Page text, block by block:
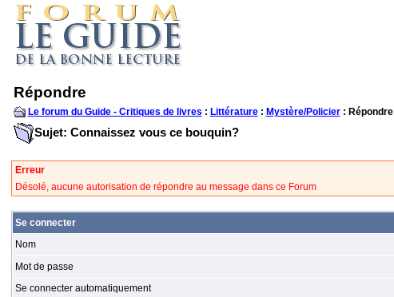
Répondre
Le forum du Guide - Critiques de livres : Littérature: Mystère/Policier: Répondre
Sujet: Connaissez vous ce bouquin?
Erreur
Désolé, aucune autorisation de répondre au message dans ce Forum
Se connecter
Nom
Mot de passe
Se connecter automatiquement